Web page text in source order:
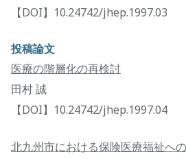
【DOI】10.24742/jhep.1997.03
投稿論文
医療の階層化の再検討
田村 誠
【DOI】10.24742/jhep.1997.04
北九州市における保険医療福祉へ